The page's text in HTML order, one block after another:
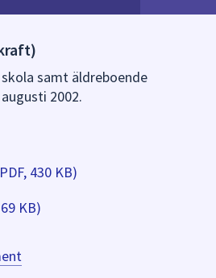
samt äldreboende
2002.
430 KB)
KB)